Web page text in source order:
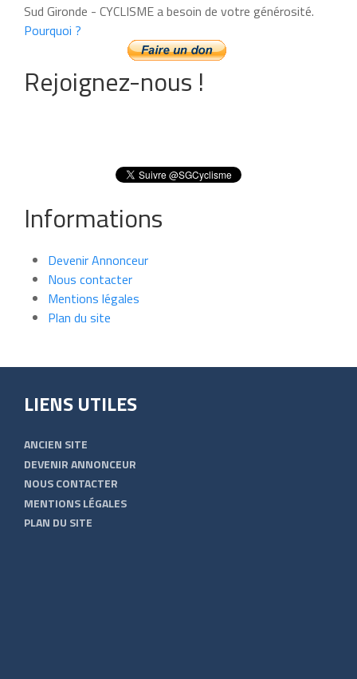
Sud Gironde - CYCLISME a besoin de votre générosité.
Pourquoi ?
Rejoignez-nous !
Informations
Devenir Annonceur
Nous contacter
Mentions légales
Plan du site
LIENS UTILES
ANCIEN SITE
DEVENIR ANNONCEUR
NOUS CONTACTER
MENTIONS LÉGALES
PLAN DU SITE